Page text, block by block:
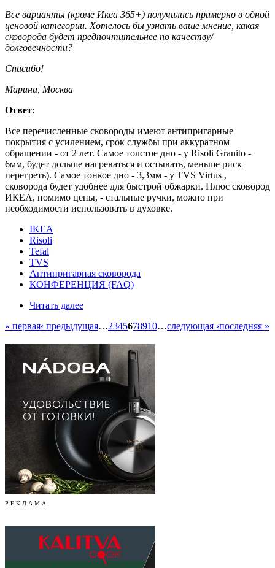
Все варианты (кроме Икеа 365+) получились примерно в одной
ценовой категории. Хотелось бы узнать ваше мнение, какая
сковорода будет предпочтительнее по качеству/
долговечности?
Спасибо!
Марина, Москва
Ответ:
Все перечисленные сковороды имеют антипригарные
покрытия с усилением, срок службы при аккуратном
обращении - от 2 лет. Самое толстое дно - у Risoli Granito -
6мм, будет дольше нагреваться и остывать, меньше риск
перегреть). Самое тонкое дно - 3,3мм - у TVS Virtus ,
сковорода будет удобнее для быстрой обжарки. Плюс сковород
ИКЕА, помимо цены, - стальные ручки, можно при
необходимости использовать в духовке.
IKEA
Risoli
Tefal
TVS
Антипригарная сковорода
КОНФЕРЕНЦИЯ (FAQ)
Читать далее
« первая‹ предыдущая…2345678910…следующая ›последняя »
Р Е К Л А М А